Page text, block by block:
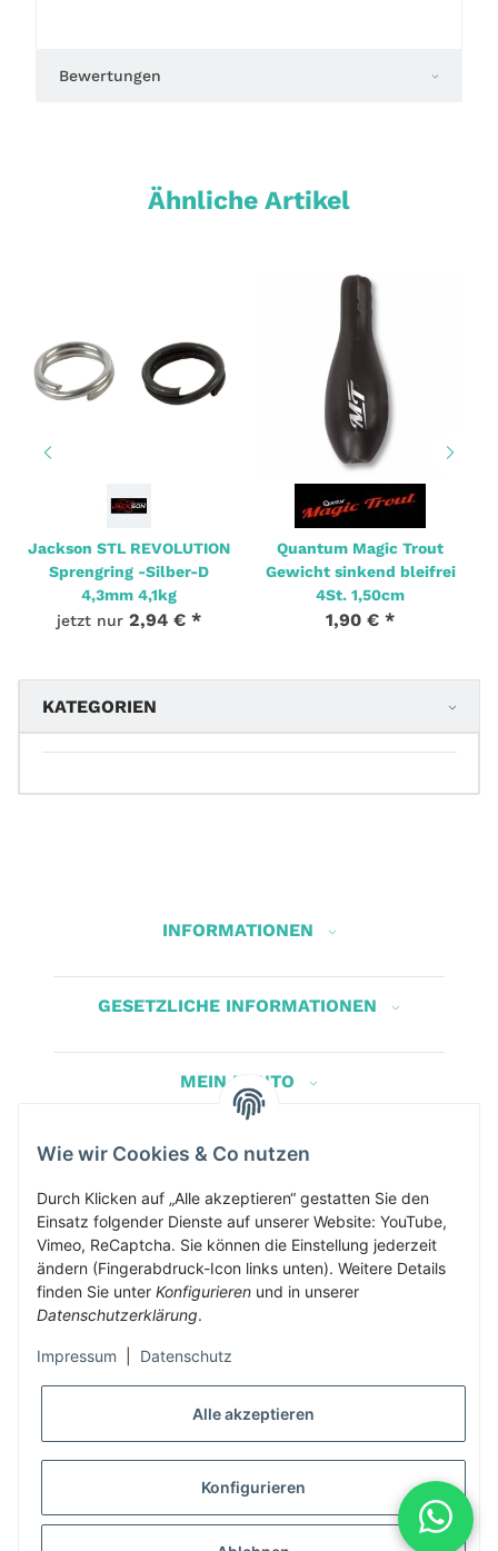
Bewertungen
Ähnliche Artikel
Jackson STL REVOLUTION
Sprengring -Silber-D
4,3mm 4,1kg
jetzt nur 2,94 € *
Quantum Magic Trout
Gewicht sinkend bleifrei
4St. 1,50cm
1,90 € *
KATEGORIEN
INFORMATIONEN
GESETZLICHE INFORMATIONEN
MEIN KONTO
Herbis Anglerladen
Inh.Herbert Schinnerl
Kirchdorf am Inn 5
4982 Kirchdorf am Inn
info@herbis-anglerladen.at
Alle Preise inklusive gesetzlicher Mwst., exklusive Versand- &
Servicekosten
Wie wir Cookies & Co nutzen
Durch Klicken auf „Alle akzeptieren“ gestatten Sie den
Einsatz folgender Dienste auf unserer Website: YouTube,
Vimeo, ReCaptcha. Sie können die Einstellung jederzeit
ändern (Fingerabdruck-Icon links unten). Weitere Details
finden Sie unter Konfigurieren und in unserer
Datenschutzerklärung.
Impressum Datenschutz
Alle akzeptieren
Konfigurieren